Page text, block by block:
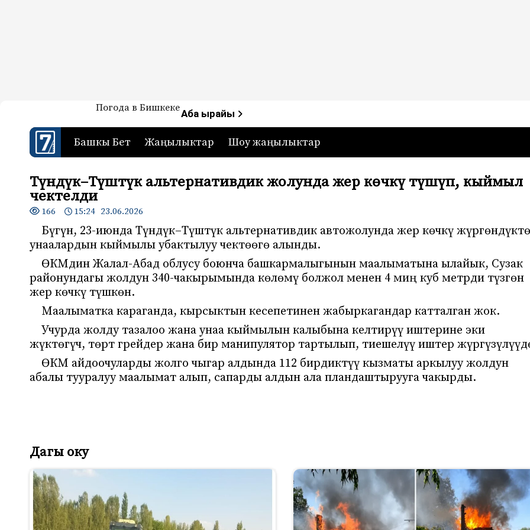
7-канал. Жаңылыктар — Кыргызстан
Жаңылыктар — Кыргызстан
Погода в БишкекеАба ырайы
Башкы Бет Жаңылыктар Шоу жаңылыктар
Түндүк–Түштүк альтернативдик жолунда жер көчкү түшүп, кыймыл
чектелди
166 15:24 23.06.2026
Бүгүн, 23-июнда Түндүк–Түштүк альтернативдик автожолунда жер көчкү
унаалардын кыймылы убактылуу чектөөгө алынды.
ӨКМдин Жалал-Абад облусу боюнча башкармалыгынын маалыматына ылайык, Сузак
районундагы жолдун 340-чакырымында көлөмү болжол менен 4 миң куб метрди түзгөн
жер көчкү түшкөн.
Маалыматка караганда, кырсыктын кесепетинен жабыркагандар катталган жок.
Учурда жолду тазалоо жана унаа кыймылын калыбына келтирүү иштерине эки
жүктөгүч, төрт грейдер жана бир манипулятор тартылып, тиешелүү иштер
ӨКМ айдоочуларды жолго чыгар алдында 112 бирдиктүү кызматы аркылуу жолдун
абалы тууралуу маалымат алып, сапарды алдын ала пландаштырууга чакырды.
Дагы оку